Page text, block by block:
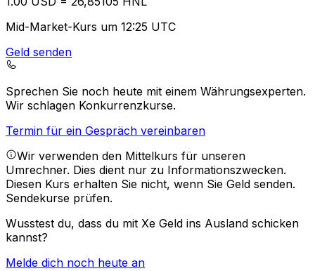
Mid-Market-Kurs um 12:25 UTC
Geld senden
Sprechen Sie noch heute mit einem Währungsexperten.
Wir schlagen Konkurrenzkurse.
Termin für ein Gespräch vereinbaren
Wir verwenden den Mittelkurs für unseren
Umrechner. Dies dient nur zu Informationszwecken.
Diesen Kurs erhalten Sie nicht, wenn Sie Geld senden.
Sendekurse prüfen.
Wusstest du, dass du mit Xe Geld ins Ausland schicken
kannst?
Melde dich noch heute an